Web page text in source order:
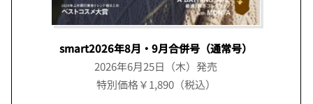
smart2026年8月・9月合併号（通常号）
2026年6月25日（木）発売
特別価格￥1,890（税込）